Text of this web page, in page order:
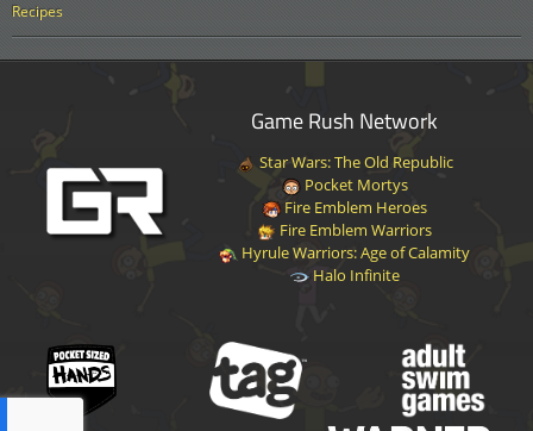
Recipes
Game Rush Network
Star Wars: The Old Republic
Pocket Mortys
Fire Emblem Heroes
Fire Emblem Warriors
Hyrule Warriors: Age of Calamity
Halo Infinite